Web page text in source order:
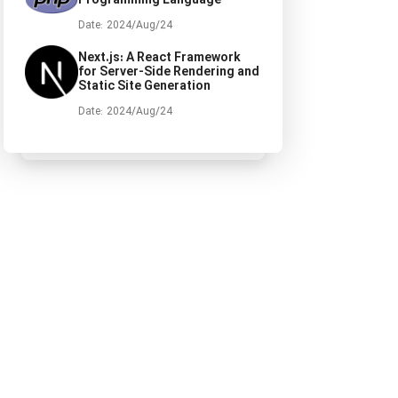
Date: 2024/Aug/24
Next.js: A React Framework
for Server-Side Rendering and
Static Site Generation
Date: 2024/Aug/24